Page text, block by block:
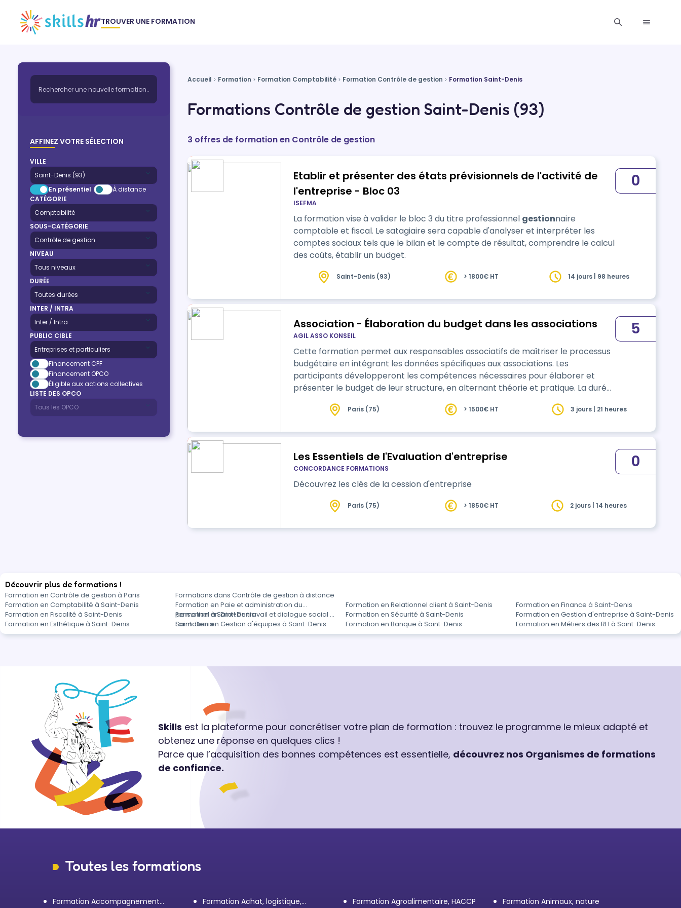
TROUVER UNE FORMATION
AFFINEZ VOTRE SÉLECTION
VILLE
En présentiel
À distance
CATÉGORIE
SOUS-CATÉGORIE
NIVEAU
DURÉE
INTER / INTRA
PUBLIC CIBLE
Financement CPF
Financement OPCO
Éligible aux actions collectives
LISTE DES OPCO
Accueil Formation Formation Comptabilité Formation Contrôle de gestion Formation Saint-Denis
Formations Contrôle de gestion Saint-Denis (93)
3 offres de formation en Contrôle de gestion
Etablir et présenter des états prévisionnels de l'activité de
l'entreprise - Bloc 03
ISEFMA
La formation vise à valider le bloc 3 du titre professionnel gestionnaire
comptable et fiscal. Le satagiaire sera capable d'analyser et interpréter les
comptes sociaux tels que le bilan et le compte de résultat, comprendre le calcul
des coûts, établir un budget.
0
Saint-Denis (93) > 1800€ HT 14 jours | 98 heures
Association - Élaboration du budget dans les associations
AGIL ASSO KONSEIL
Cette formation permet aux responsables associatifs de maîtriser le processus
budgétaire en intégrant les données spécifiques aux associations. Les
participants développeront les compétences nécessaires pour élaborer et
présenter le budget de leur structure, en alternant théorie et pratique. La durée
Pour une session sur mesure en intra-association, faire une demande de devis
5
Paris (75) > 1500€ HT 3 jours | 21 heures
Les Essentiels de l'Evaluation d'entreprise
CONCORDANCE FORMATIONS
Découvrez les clés de la cession d'entreprise
0
Paris (75) > 1850€ HT 2 jours | 14 heures
Découvrir plus de formations !
Formation en Contrôle de gestion à Paris
Formations dans Contrôle de gestion à distance
Formation en Comptabilité à Saint-Denis
Formation en Paie et administration du
personnel à Saint-Denis
Formation en Relationnel client à Saint-Denis
Formation en Finance à Saint-Denis
Formation en Fiscalité à Saint-Denis
Formation en Droit du travail et dialogue social à
Saint-Denis
Formation en Sécurité à Saint-Denis
Formation en Gestion d'entreprise à Saint-Denis
Formation en Esthétique à Saint-Denis
Formation en Gestion d'équipes à Saint-Denis Formation en Banque à Saint-Denis Formation en Métiers des RH à Saint-Denis
Skills est la plateforme pour concrétiser votre plan de formation : trouvez le programme le mieux adapté et
obtenez une réponse en quelques clics !
Parce que l’acquisition des bonnes compétences est essentielle, découvrez nos Organismes de formations
de confiance.
Toutes les formations
Formation Accompagnement
Formation Achat, logistique,
Formation Agroalimentaire, HACCP Formation Animaux, nature